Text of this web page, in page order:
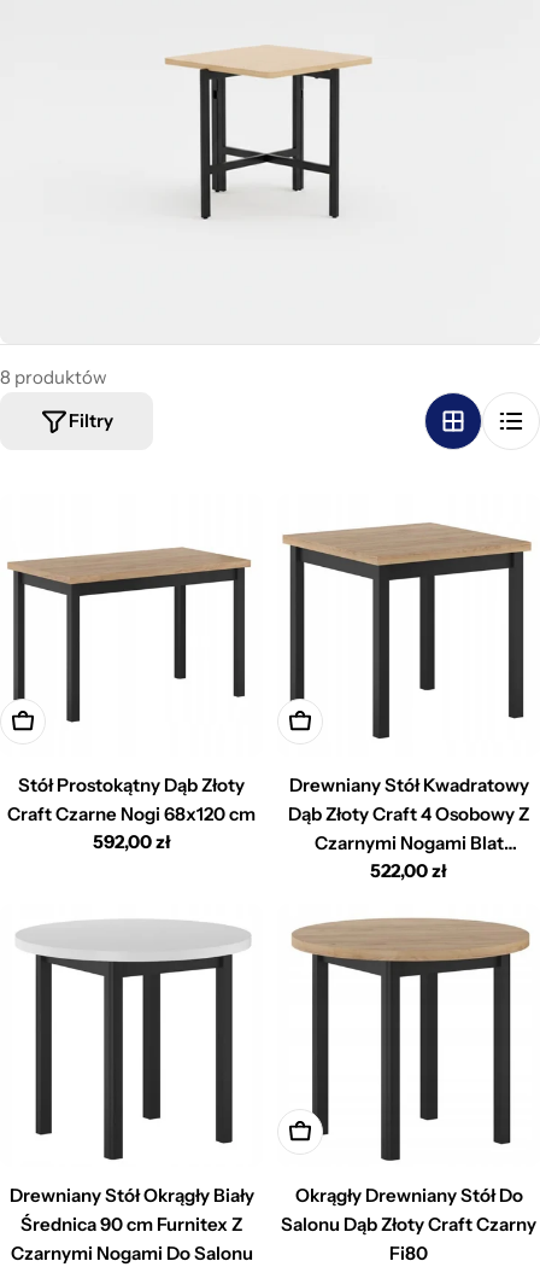
8 produktów
Filtry
Dodaj do koszyka
Stół Prostokątny Dąb Złoty
Craft Czarne Nogi 68x120 cm
Cena
592,00 zł
Dodaj do koszyka
Drewniany Stół Kwadratowy
Dąb Złoty Craft 4 Osobowy Z
Czarnymi Nogami Blat
Laminowany 38 Mm
Cena
522,00 zł
Drewniany Stół Okrągły Biały
Średnica 90 cm Furnitex Z
Czarnymi Nogami Do Salonu
Dodaj do koszyka
Okrągły Drewniany Stół Do
Salonu Dąb Złoty Craft Czarny
Fi80